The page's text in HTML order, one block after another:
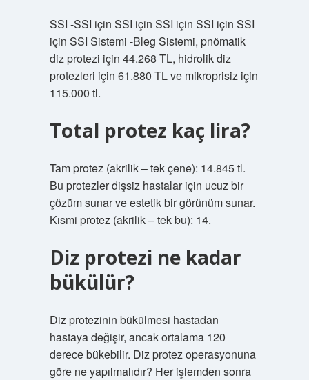
SSI -SSI için SSI için SSI için SSI için SSI
için SSI Sistemi -Bleg Sistemi, pnömatik
diz protezi için 44.268 TL, hidrolik diz
protezleri için 61.880 TL ve mikroprisiz için
115.000 tl.
Total protez kaç lira?
Tam protez (akrilik – tek çene): 14.845 tl.
Bu protezler dişsiz hastalar için ucuz bir
çözüm sunar ve estetik bir görünüm sunar.
Kısmi protez (akrilik – tek bu): 14.
Diz protezi ne kadar
bükülür?
Diz protezinin bükülmesi hastadan
hastaya değişir, ancak ortalama 120
derece bükebilir. Diz protez operasyonuna
göre ne yapılmalıdır? Her işlemden sonra